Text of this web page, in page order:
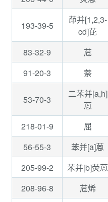
193-39-5
茚并[1,2,3-
cd]芘
83-32-9 苊
91-20-3
萘
53-70-3
二苯并[a,h]
蒽
218-01-9 屈
56-55-3
苯并[a]蒽
205-99-2
苯并[b]荧蒽
208-96-8
苊烯